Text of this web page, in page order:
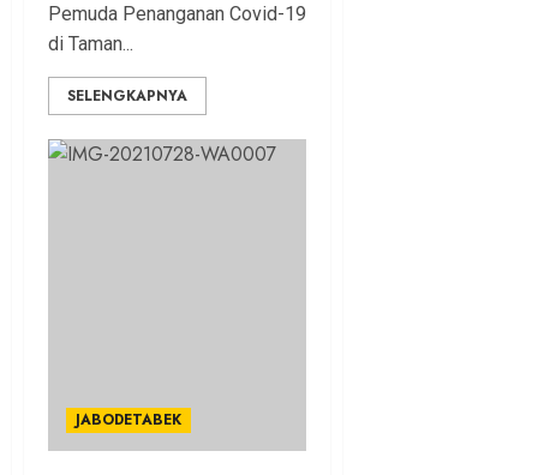
Pemuda Penanganan Covid-19
di Taman...
SELENGKAPNYA
JABODETABEK